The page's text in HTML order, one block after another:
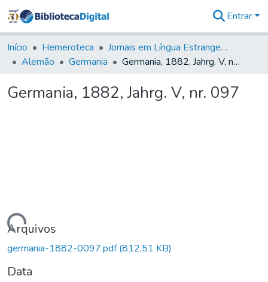
&
Coleções
Tudo na
Digital
Entrar
Início Hemeroteca
Jornais em Língua Estrangeira
Alemão
Germania Germania, 1882, Jahrg. V, nr. 097
Germania, 1882, Jahrg. V, nr. 097
Arquivos
germania-1882-0097.pdf(812,51 KB)
Data